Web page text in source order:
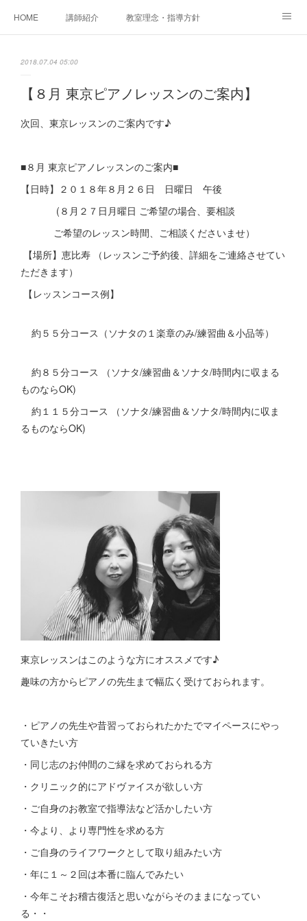
HOME 講師紹介 教室理念・指導方針
ご相談・体験レッスンお申し込み
アクセス
2018.07.04 05:00
【８月 東京ピアノレッスンのご案内】
次回、東京レッスンのご案内です♪
■８月 東京ピアノレッスンのご案内■
【日時】２０１８年８月２６日 日曜日 午後
(８月２７日月曜日 ご希望の場合、要相談
ご希望のレッスン時間、ご相談くださいませ）
【場所】恵比寿 （レッスンご予約後、詳細をご連絡させてい
ただきます）
【レッスンコース例】
約５５分コース（ソナタの１楽章のみ/練習曲＆小品等）
約８５分コース （ソナタ/練習曲＆ソナタ/時間内に収まる
ものならOK)
約１１５分コース （ソナタ/練習曲＆ソナタ/時間内に収ま
るものならOK)
東京レッスンはこのような方にオススメです♪
趣味の方からピアノの先生まで幅広く受けておられます。
・ピアノの先生や昔習っておられたかたでマイペースにやっ
ていきたい方
・同じ志のお仲間のご縁を求めておられる方
・クリニック的にアドヴァイスが欲しい方
・ご自身のお教室で指導法など活かしたい方
・今より、より専門性を求める方
・ご自身のライフワークとして取り組みたい方
・年に１～２回は本番に臨んでみたい
・今年こそお稽古復活と思いながらそのままになってい
る・・